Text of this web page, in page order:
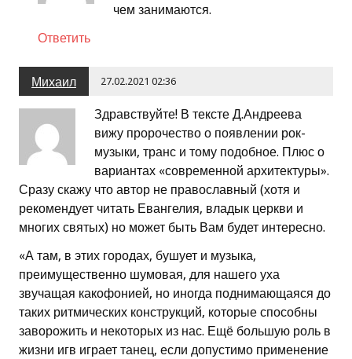
чем занимаются.
Ответить
Михаил 27.02.2021 02:36
Здравствуйте! В тексте Д.Андреева
вижу пророчество о появлении рок-
музыки, транс и тому подобное. Плюс о
вариантах «современной архитектуры».
Сразу скажу что автор не православный (хотя и
рекомендует читать Евангелия, владык церкви и
многих святых) но может быть Вам будет интересно.
«А там, в этих городах, бушует и музыка,
преимущественно шумовая, для нашего уха
звучащая какофонией, но иногда поднимающаяся до
таких ритмических конструкций, которые способны
заворожить и некоторых из нас. Ещё большую роль в
жизни игв играет танец, если допустимо применение